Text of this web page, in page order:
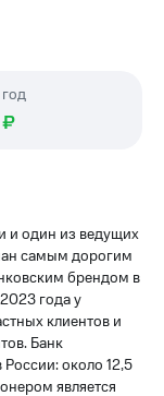
год
₽
и один из ведущих
самым дорогим
брендом в
года у
клиентов и
Банк
около 12,5
является